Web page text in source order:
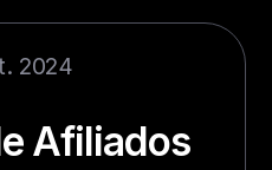
2024
Afiliados